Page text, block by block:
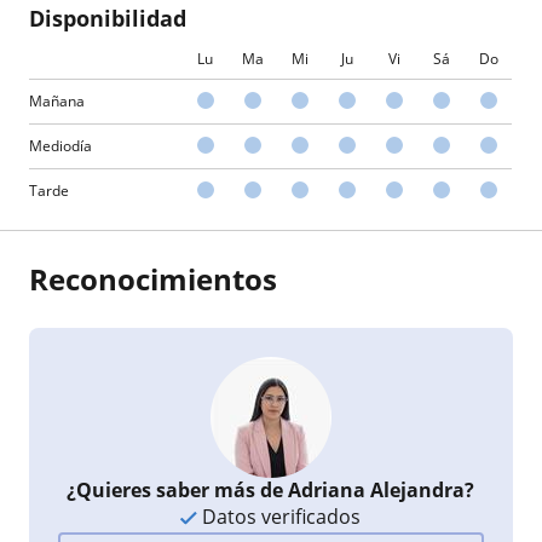
Disponibilidad
Lu Ma Mi Ju Vi Sá Do
Mañana
Mediodía
Tarde
Reconocimientos
¿Quieres saber más de Adriana Alejandra?
Datos verificados